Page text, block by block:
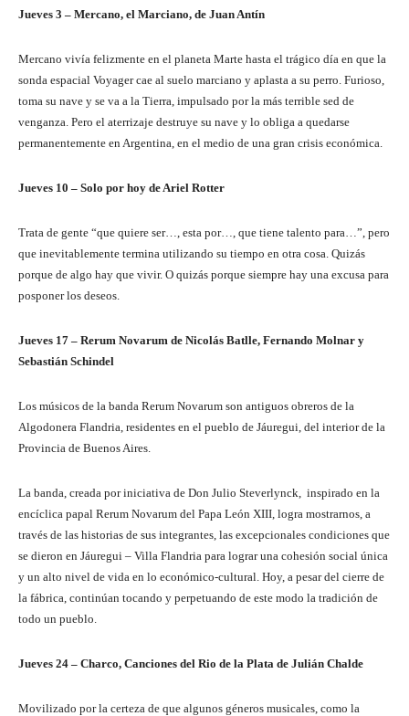
Jueves 3 – Mercano, el Marciano, de Juan Antín
Mercano vivía felizmente en el planeta Marte hasta el trágico día en que la
sonda espacial Voyager cae al suelo marciano y aplasta a su perro. Furioso,
toma su nave y se va a la Tierra, impulsado por la más terrible sed de
venganza. Pero el aterrizaje destruye su nave y lo obliga a quedarse
permanentemente en Argentina, en el medio de una gran crisis económica.
Jueves 10 – Solo por hoy de Ariel Rotter
Trata de gente “que quiere ser…, esta por…, que tiene talento para…”, pero
que inevitablemente termina utilizando su tiempo en otra cosa. Quizás
porque de algo hay que vivir. O quizás porque siempre hay una excusa para
posponer los deseos.
Jueves 17 – Rerum Novarum de Nicolás Batlle, Fernando Molnar y
Sebastián Schindel
Los músicos de la banda Rerum Novarum son antiguos obreros de la
Algodonera Flandria, residentes en el pueblo de Jáuregui, del interior de la
Provincia de Buenos Aires.
La banda, creada por iniciativa de Don Julio Steverlynck, inspirado en la
encíclica papal Rerum Novarum del Papa León XIII, logra mostrarnos, a
través de las historias de sus integrantes, las excepcionales condiciones que
se dieron en Jáuregui – Villa Flandria para lograr una cohesión social única
y un alto nivel de vida en lo económico-cultural. Hoy, a pesar del cierre de
la fábrica, continúan tocando y perpetuando de este modo la tradición de
todo un pueblo.
Jueves 24 – Charco, Canciones del Rio de la Plata de Julián Chalde
Movilizado por la certeza de que algunos géneros musicales, como la